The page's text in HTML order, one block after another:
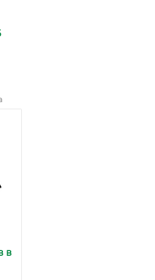
в